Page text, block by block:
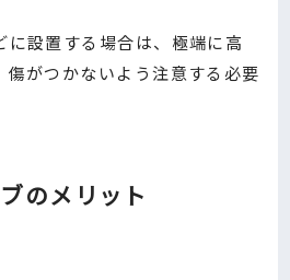
に設置する場合は、極端に高
がつかないよう注意する必要
のメリット